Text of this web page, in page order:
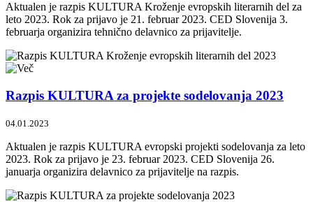
Aktualen je razpis KULTURA Kroženje evropskih literarnih del za
leto 2023. Rok za prijavo je 21. februar 2023. CED Slovenija 3.
februarja organizira tehnično delavnico za prijavitelje.
Razpis KULTURA za projekte sodelovanja 2023
04.01.2023
Aktualen je razpis KULTURA evropski projekti sodelovanja za leto
2023. Rok za prijavo je 23. februar 2023. CED Slovenija 26.
januarja organizira delavnico za prijavitelje na razpis.